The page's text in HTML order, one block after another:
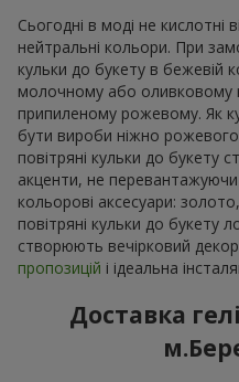
Сьогодні в моді не кислотні
нейтральні кольори. При
кульки до букету в бежевій
молочному або оливковому
припиленому рожевому. Як
бути вироби ніжно
повітряні кульки до букету
акценти, не
кольорові аксесуари:
повітряні кульки до букету
створюють вечірковий
пропозицій і ідеальна
Доставка